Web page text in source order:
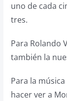
uno de cada
tres.
Para Rolando
también la
Para la
hacer ver a